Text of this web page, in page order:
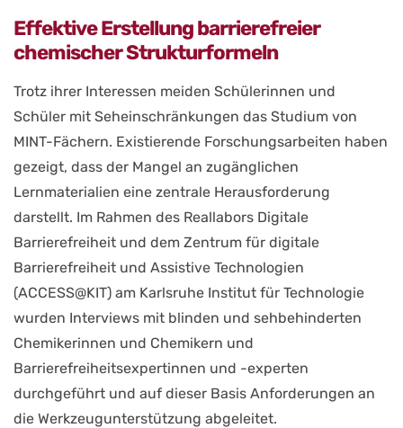
Effektive Erstellung barrierefreier
chemischer Strukturformeln
Trotz ihrer Interessen meiden Schülerinnen und
Schüler mit Seheinschränkungen das Studium von
MINT-Fächern. Existierende Forschungsarbeiten haben
gezeigt, dass der Mangel an zugänglichen
Lernmaterialien eine zentrale Herausforderung
darstellt. Im Rahmen des Reallabors Digitale
Barrierefreiheit und dem Zentrum für digitale
Barrierefreiheit und Assistive Technologien
(ACCESS@KIT) am Karlsruhe Institut für Technologie
wurden Interviews mit blinden und sehbehinderten
Chemikerinnen und Chemikern und
Barrierefreiheitsexpertinnen und -experten
durchgeführt und auf dieser Basis Anforderungen an
die Werkzeugunterstützung abgeleitet.